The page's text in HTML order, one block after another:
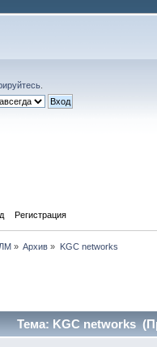
Регистрация
» Архив » KGC networks
Тема: KGC networks